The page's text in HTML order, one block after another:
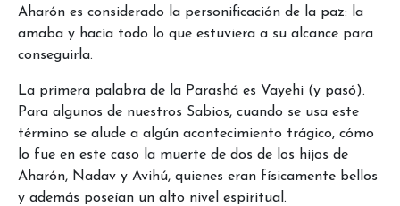
Aharón es considerado la personificación de la paz: la
amaba y hacía todo lo que estuviera a su alcance para
conseguirla.
La primera palabra de la Parashá es Vayehi (y pasó).
Para algunos de nuestros Sabios, cuando se usa este
término se alude a algún acontecimiento trágico, cómo
lo fue en este caso la muerte de dos de los hijos de
Aharón, Nadav y Avihú, quienes eran físicamente bellos
y además poseían un alto nivel espiritual.